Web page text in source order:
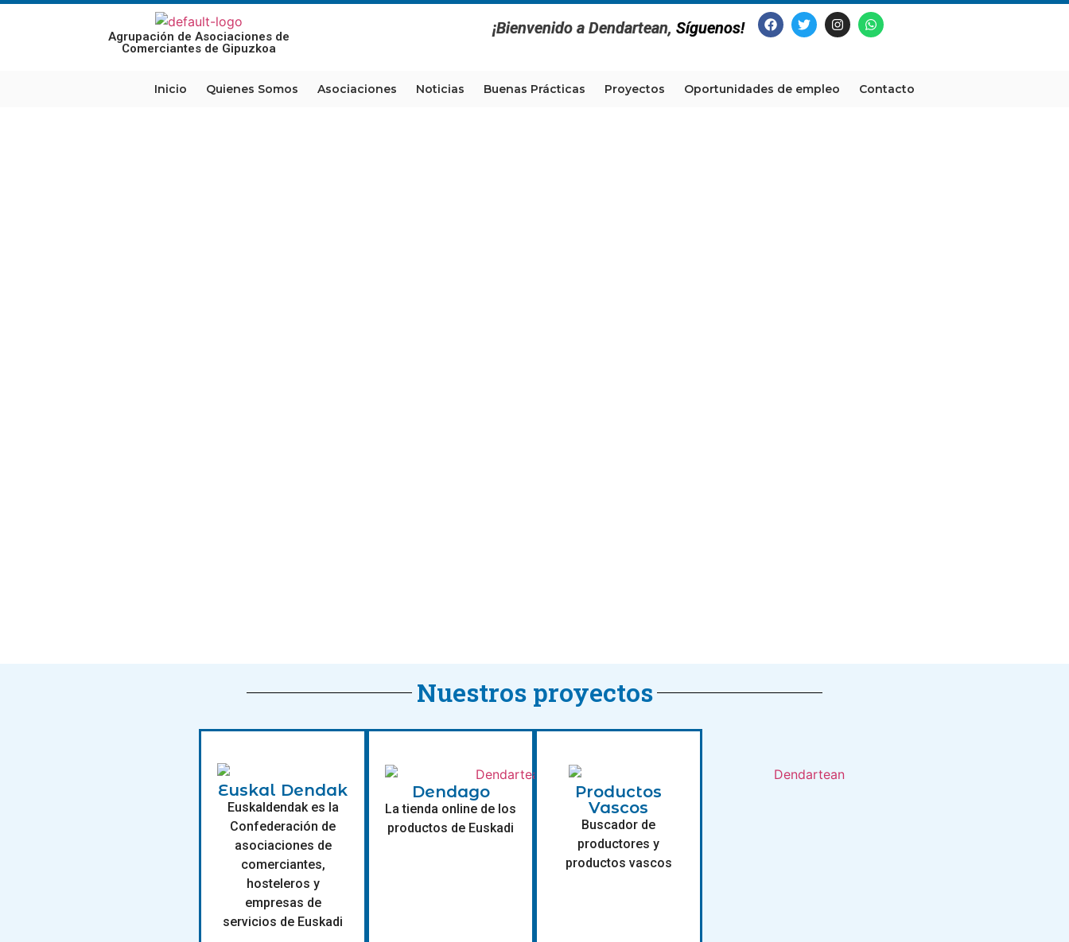
Agrupación de Asociaciones de
Comerciantes de Gipuzkoa
¡Bienvenido a Dendartean, Síguenos!
Inicio Quienes Somos Asociaciones Noticias Buenas Prácticas Proyectos Oportunidades de empleo Contacto
Nuestros proyectos
Euskal Dendak
Euskaldendak es la
Confederación de
asociaciones de
comerciantes,
hosteleros y
empresas de
servicios de Euskadi
Dendago
La tienda online de los
productos de Euskadi
Productos
Vascos
Buscador de
productores y
productos vascos​